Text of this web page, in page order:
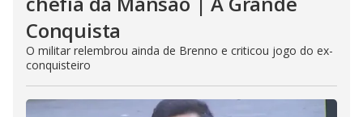
Conquista
O militar relembrou ainda de Brenno e criticou jogo do ex-
conquisteiro